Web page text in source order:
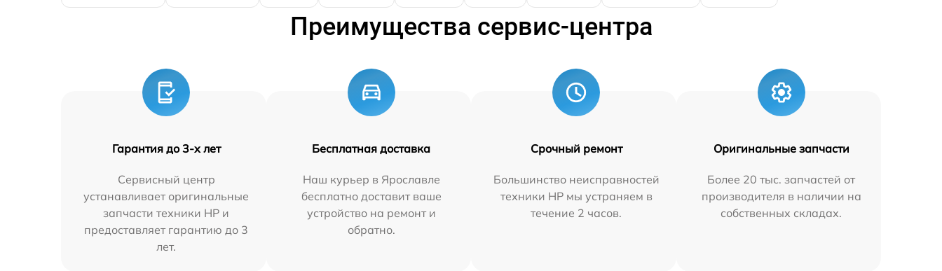
Преимущества сервис-центра
Гарантия до 3-х лет
Сервисный центр
устанавливает оригинальные
запчасти техники HP и
предоставляет гарантию до 3
лет.
Бесплатная доставка
Наш курьер в Ярославле
бесплатно доставит ваше
устройство на ремонт и
обратно.
Срочный ремонт
Большинство неисправностей
техники HP мы устраняем в
течение 2 часов.
Оригинальные запчасти
Более 20 тыс. запчастей от
производителя в наличии на
собственных складах.